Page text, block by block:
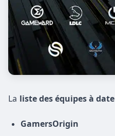
La liste des équipes à date
GamersOrigin